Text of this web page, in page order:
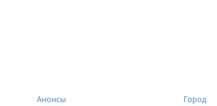
Анонсы Город